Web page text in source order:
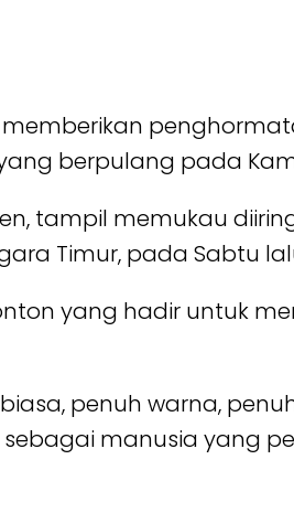
memberikan
berpulang pada
tampil memukau
Timur, pada Sabtu
yang hadir untuk
penuh warna,
manusia yang